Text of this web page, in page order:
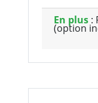
En plus :
(option